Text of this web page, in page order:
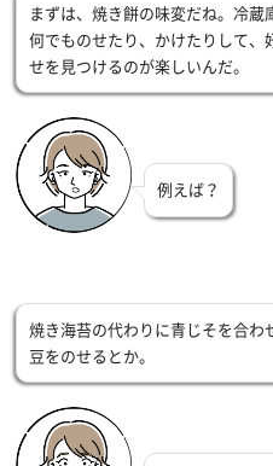
まずは、焼き餅の味変だね。冷蔵
何でものせたり、かけたりして、
せを見つけるのが楽しいんだ。
例えば？
焼き海苔の代わりに青じそを合わ
豆をのせるとか。